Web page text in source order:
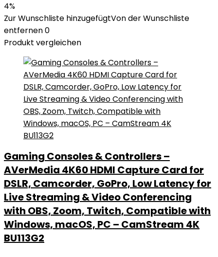
4%
Zur Wunschliste hinzugefügtVon der Wunschliste
entfernen0
Produkt vergleichen
Gaming Consoles & Controllers –
AVerMedia 4K60 HDMI Capture Card for
DSLR, Camcorder, GoPro, Low Latency for
Live Streaming & Video Conferencing
with OBS, Zoom, Twitch, Compatible with
Windows, macOS, PC – CamStream 4K
BU113G2